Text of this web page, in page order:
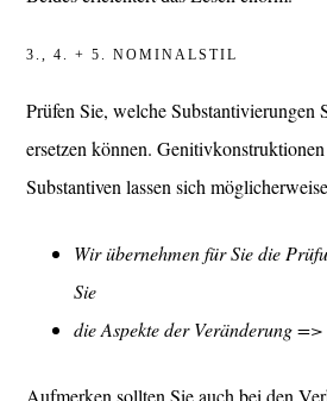
3., 4. + 5. NOMINALSTIL
Prüfen Sie, welche Substantivierungen
ersetzen können. Genitivkonstruktionen
Substantiven lassen sich
Wir übernehmen für Sie die
Sie
die Aspekte der Veränderung
Aufmerken sollten Sie auch bei den